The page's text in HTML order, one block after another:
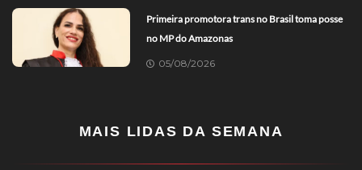
Primeira promotora trans no Brasil toma posse
no MP do Amazonas
05/08/2026
MAIS LIDAS DA SEMANA